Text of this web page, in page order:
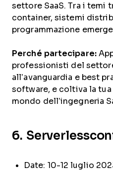
settore SaaS. Tra i temi
container, sistemi
programmazione
Perché partecipare:
professionisti del
all’avanguardia e best
software, e coltiva la
mondo dell’ingegneria
6.
Date: 10-12 luglio